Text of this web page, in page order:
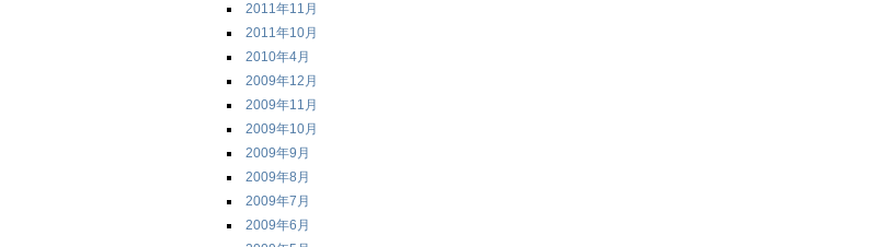
2011年11月
2011年10月
2010年4月
2009年12月
2009年11月
2009年10月
2009年9月
2009年8月
2009年7月
2009年6月